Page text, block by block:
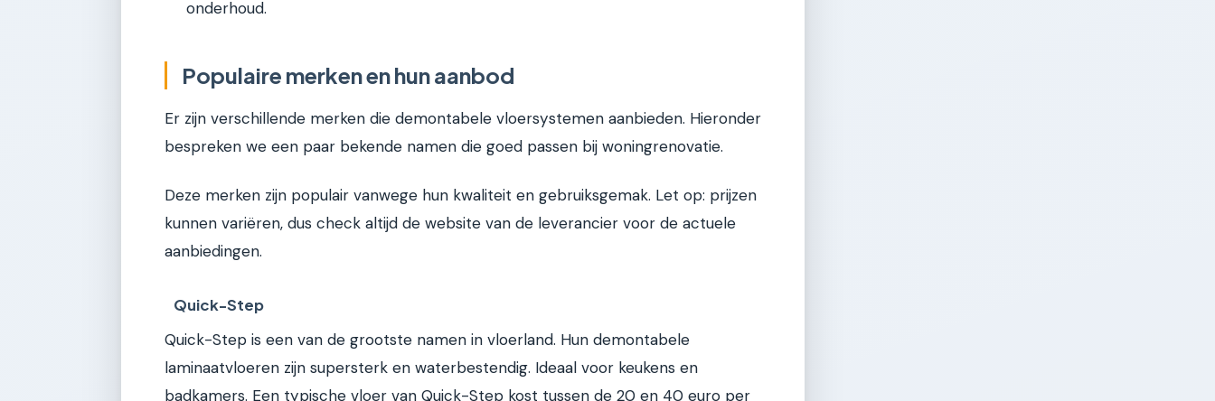
onderhoud.
Populaire merken en hun aanbod
Er zijn verschillende merken die demontabele vloersystemen aanbieden. Hieronder
bespreken we een paar bekende namen die goed passen bij woningrenovatie.
Deze merken zijn populair vanwege hun kwaliteit en gebruiksgemak. Let op: prijzen
kunnen variëren, dus check altijd de website van de leverancier voor de actuele
aanbiedingen.
Quick-Step
Quick-Step is een van de grootste namen in vloerland. Hun demontabele
laminaatvloeren zijn supersterk en waterbestendig. Ideaal voor keukens en
badkamers. Een typische vloer van Quick-Step kost tussen de 20 en 40 euro per